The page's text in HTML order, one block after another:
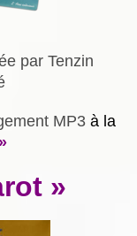
par Tenzin
MP3 à la
»